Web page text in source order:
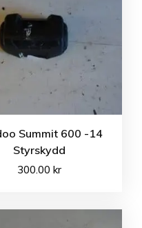
Summit 600 -14
Styrskydd
300.00 kr